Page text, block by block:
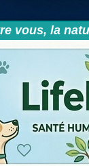
vous, la